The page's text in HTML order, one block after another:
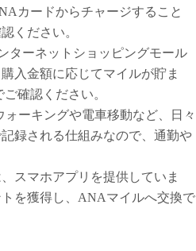
カードからチャージすること
ください。
ターネットショッピングモール
入金額に応じてマイルが貯ま
確認ください。
ーキングや電車移動など、日々
録される仕組みなので、通勤や
スマホアプリを提供していま
を獲得し、ANAマイルへ交換で